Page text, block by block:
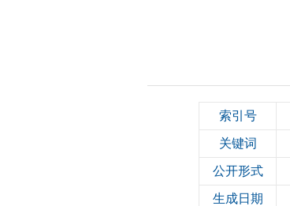
索引号
关键词
公开形式
生成日期